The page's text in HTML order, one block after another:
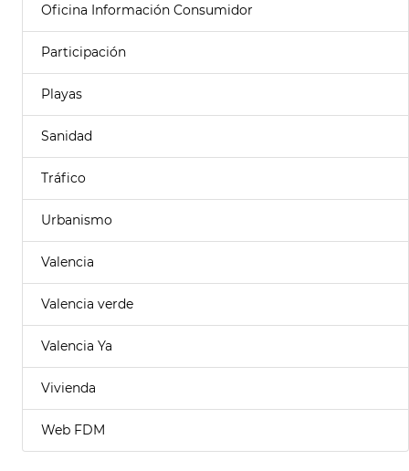
Oficina Información Consumidor
Participación
Playas
Sanidad
Tráfico
Urbanismo
Valencia
Valencia verde
Valencia Ya
Vivienda
Web FDM